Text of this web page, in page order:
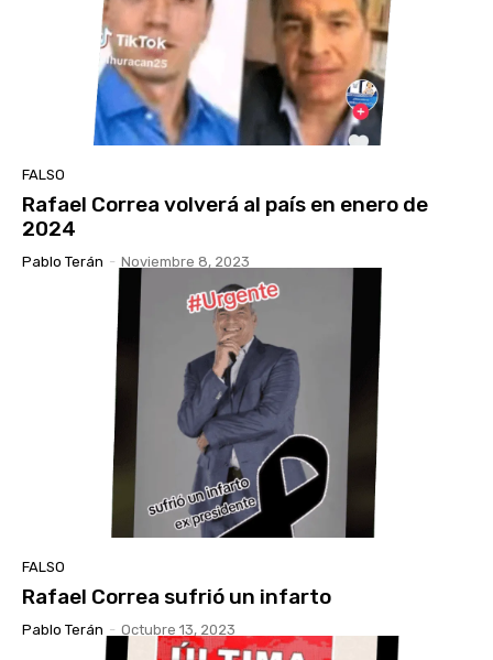
FALSO
Rafael Correa volverá al país en enero de
2024
Pablo Terán - Noviembre 8, 2023
FALSO
Rafael Correa sufrió un infarto
Pablo Terán - Octubre 13, 2023